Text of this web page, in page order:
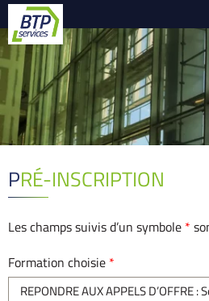
PRÉ-INSCRIPTION
Les champs suivis d’un symbole *
Formation choisie *